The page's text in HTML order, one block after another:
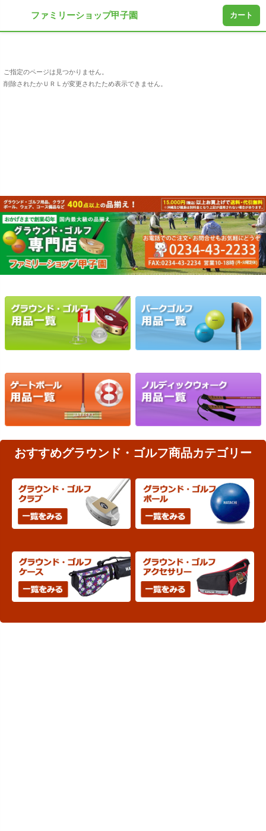
おすすめグラウンド・ゴルフ商品カテゴリー
ご指定のページは見つかりません。
削除されたかＵＲＬが変更されたため表示できません。
ファミリーショップ甲子園 カート